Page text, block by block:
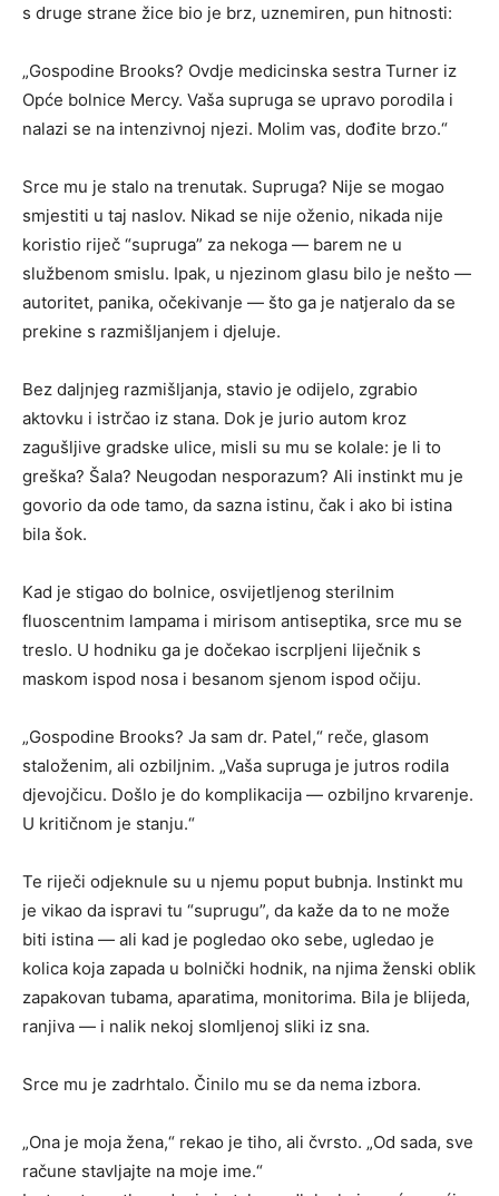
s druge strane žice bio je brz, uznemiren, pun hitnosti:
„Gospodine Brooks? Ovdje medicinska sestra Turner iz
Opće bolnice Mercy. Vaša supruga se upravo porodila i
nalazi se na intenzivnoj njezi. Molim vas, dođite brzo.“
Srce mu je stalo na trenutak. Supruga? Nije se mogao
smjestiti u taj naslov. Nikad se nije oženio, nikada nije
koristio riječ “supruga” za nekoga — barem ne u
službenom smislu. Ipak, u njezinom glasu bilo je nešto —
autoritet, panika, očekivanje — što ga je natjeralo da se
prekine s razmišljanjem i djeluje.
Bez daljnjeg razmišljanja, stavio je odijelo, zgrabio
aktovku i istrčao iz stana. Dok je jurio autom kroz
zagušljive gradske ulice, misli su mu se kolale: je li to
greška? Šala? Neugodan nesporazum? Ali instinkt mu je
govorio da ode tamo, da sazna istinu, čak i ako bi istina
bila šok.
Kad je stigao do bolnice, osvijetljenog sterilnim
fluoscentnim lampama i mirisom antiseptika, srce mu se
treslo. U hodniku ga je dočekao iscrpljeni liječnik s
maskom ispod nosa i besanom sjenom ispod očiju.
„Gospodine Brooks? Ja sam dr. Patel,“ reče, glasom
staloženim, ali ozbiljnim. „Vaša supruga je jutros rodila
djevojčicu. Došlo je do komplikacija — ozbiljno krvarenje.
U kritičnom je stanju.“
Te riječi odjeknule su u njemu poput bubnja. Instinkt mu
je vikao da ispravi tu “suprugu”, da kaže da to ne može
biti istina — ali kad je pogledao oko sebe, ugledao je
kolica koja zapada u bolnički hodnik, na njima ženski oblik
zapakovan tubama, aparatima, monitorima. Bila je blijeda,
ranjiva — i nalik nekoj slomljenoj sliki iz sna.
Srce mu je zadrhtalo. Činilo mu se da nema izbora.
„Ona je moja žena,“ rekao je tiho, ali čvrsto. „Od sada, sve
račune stavljajte na moje ime.“